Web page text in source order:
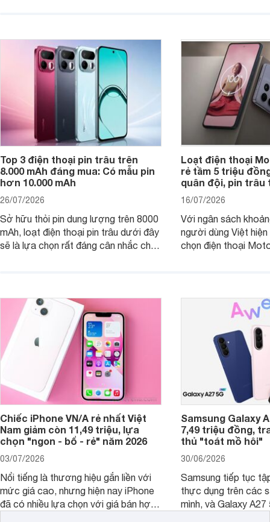
Top 3 điện thoại pin trâu trên
8.000 mAh đáng mua: Có mẫu pin
hơn 10.000 mAh
26/07/2026
Sở hữu thỏi pin dung lượng trên 8000
mAh, loạt điện thoại pin trâu dưới đây
sẽ là lựa chọn rất đáng cân nhắc cho
Loạt điện thoại
rẻ tầm 5 triệu
quân đội, pin trâu
16/07/2026
Với ngân sách
người dùng Việt
chọn điện thoại
Chiếc iPhone VN/A rẻ nhất Việt
Nam giảm còn 11,49 triệu, lựa
chọn "ngon - bổ - rẻ" năm 2026
03/07/2026
Nổi tiếng là thương hiệu gắn liền với
mức giá cao, nhưng hiện nay iPhone
đã có nhiều lựa chọn với giá bán hợp
Samsung Galaxy
7,49 triệu đồng,
thủ "toát mồ hôi"
30/06/2026
Samsung tiếp tục
thực dụng trên các
mình, và Galaxy